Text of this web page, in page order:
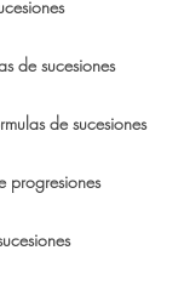
de sucesiones
de sucesiones
progresiones